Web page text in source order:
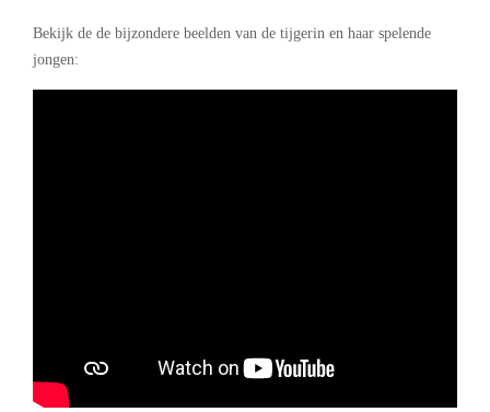
Bekijk de de bijzondere beelden van de tijgerin en haar spelende
jongen: